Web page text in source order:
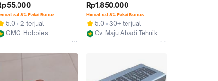
MATCHBOX
MOBIL MATTEL
s.d 8% Pakai Bonus
5.0
2 terjual
GMG-Hobbies
2 original
Rp1.850.000
Hemat s.d 8% Pakai Bonus
5.0
30+ terjual
Cv. Maju Abadi Tehnik